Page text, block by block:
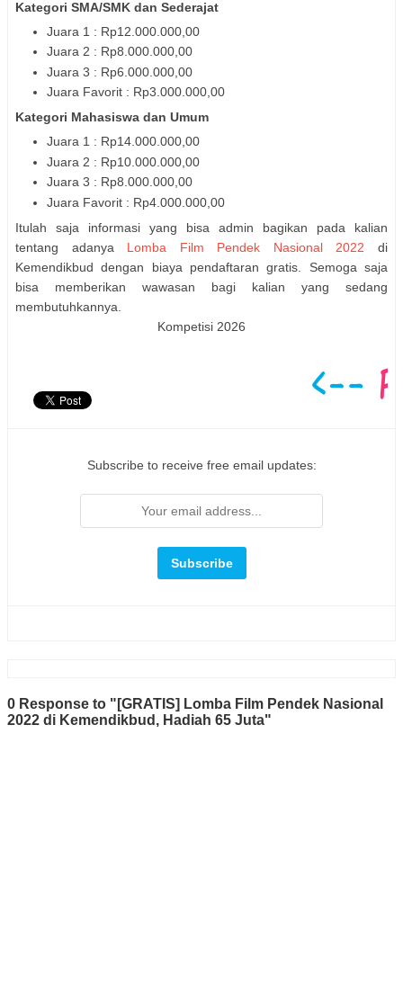
Kategori SMA/SMK dan Sederajat
Juara 1 : Rp12.000.000,00
Juara 2 : Rp8.000.000,00
Juara 3 : Rp6.000.000,00
Juara Favorit : Rp3.000.000,00
Kategori Mahasiswa dan Umum
Juara 1 : Rp14.000.000,00
Juara 2 : Rp10.000.000,00
Juara 3 : Rp8.000.000,00
Juara Favorit : Rp4.000.000,00
Itulah saja informasi yang bisa admin bagikan pada kalian
tentang adanya Lomba Film Pendek Nasional 2022 di
Kemendikbud dengan biaya pendaftaran gratis. Semoga saja
bisa memberikan wawasan bagi kalian yang sedang
membutuhkannya.
Kompetisi 2026
Subscribe to receive free email updates:
0 Response to "[GRATIS] Lomba Film Pendek Nasional
2022 di Kemendikbud, Hadiah 65 Juta"